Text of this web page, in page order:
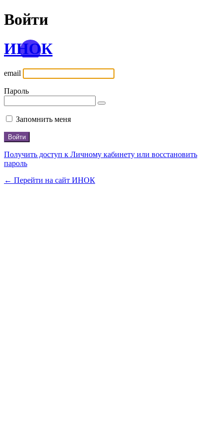
Войти
ИНОК
email
Пароль
Запомнить меня
Получить доступ к Личному кабинету или восстановить
пароль
← Перейти на сайт ИНОК